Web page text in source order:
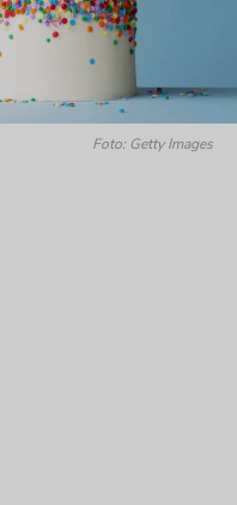
Foto: Getty Images